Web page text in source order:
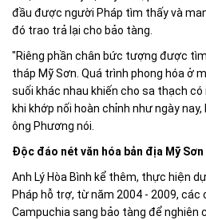
đầu được người Pháp tìm thấy và
đó trao trả lại cho bảo tàng.
"Riêng phần chân bức tượng được
tháp Mỹ Sơn. Quá trình phong hóa ở
suối khác nhau khiến cho sa thạch có
khi khớp nối hoàn chỉnh như ngày
ông Phương nói.
Độc đáo nét văn hóa bản địa Mỹ Sơn
Anh Lý Hòa Bình kể thêm, thực hiện
Pháp hỗ trợ, từ năm 2004 - 2009, các
Campuchia sang bảo tàng để nghiên